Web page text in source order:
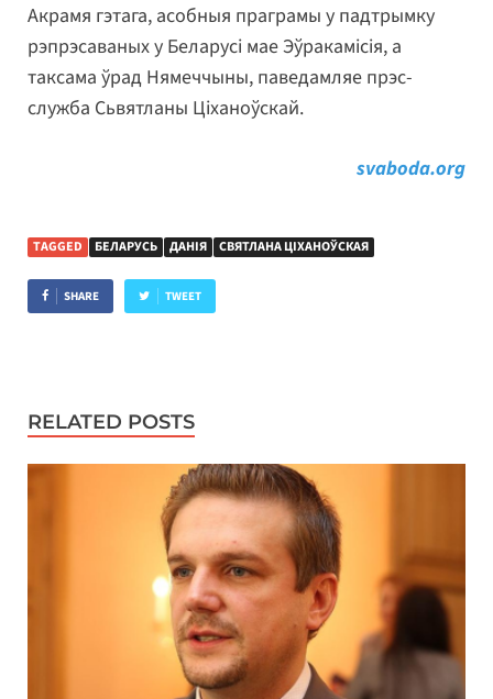
Акрамя гэтага, асобныя праграмы у падтрымку
рэпрэсаваных у Беларусі мае Эўракамісія, а
таксама ўрад Нямеччыны, паведамляе прэс-
служба Сьвятланы Ціханоўскай.
svaboda.org
TAGGED БЕЛАРУСЬ ДАНІЯ СВЯТЛАНА ЦІХАНОЎСКАЯ
SHARE TWEET
RELATED POSTS